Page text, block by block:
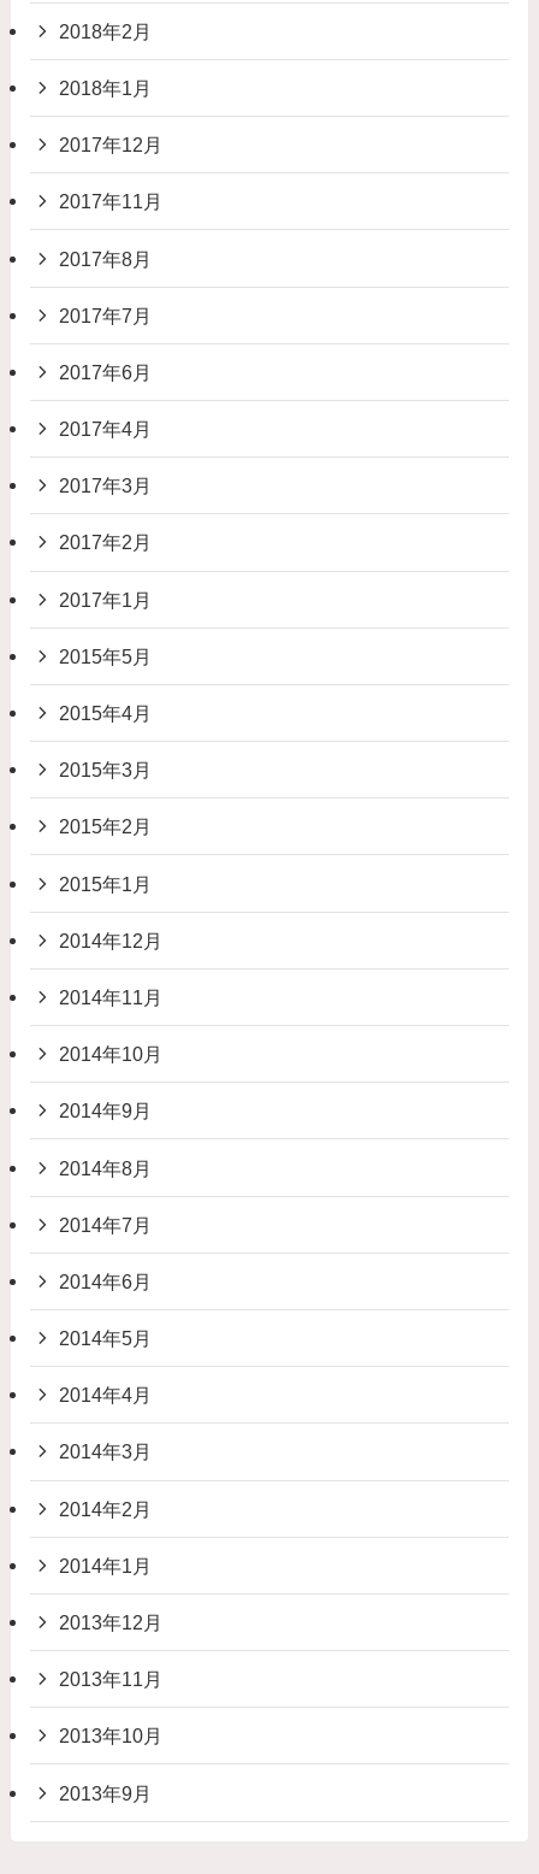
2018年2月
2018年1月
2017年12月
2017年11月
2017年8月
2017年7月
2017年6月
2017年4月
2017年3月
2017年2月
2017年1月
2015年5月
2015年4月
2015年3月
2015年2月
2015年1月
2014年12月
2014年11月
2014年10月
2014年9月
2014年8月
2014年7月
2014年6月
2014年5月
2014年4月
2014年3月
2014年2月
2014年1月
2013年12月
2013年11月
2013年10月
2013年9月